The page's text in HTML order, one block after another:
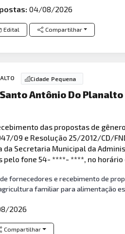
04/08/2026
Edital Compartilhar
Cidade Pequena
Antônio Do Planalto
das propostas de
09 e Resolução 25/2012/CD/
Secretaria Municipal da
pelo fone 54- ****- ****, no
fornecedores e recebimento de
familiar para alimentação
2026
Compartilhar